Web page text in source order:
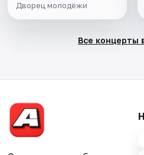
Дворец молодёжи
Все концерты